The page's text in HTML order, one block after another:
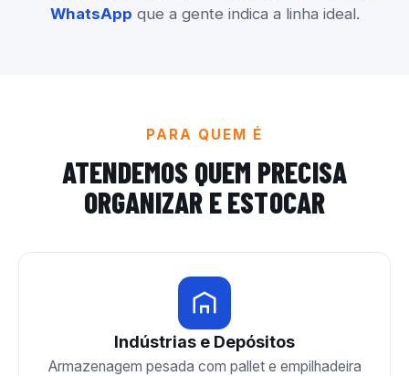
WhatsApp que a gente indica a linha ideal.
PARA QUEM É
ATENDEMOS QUEM PRECISA
ORGANIZAR E ESTOCAR
Indústrias e Depósitos
Armazenagem pesada com pallet e empilhadeira